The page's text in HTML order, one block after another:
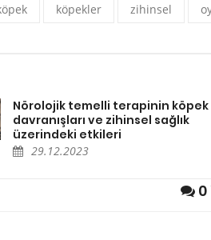
köpekler zihinsel
Nörolojik temelli terapinin köpek
davranışları ve zihinsel sağlık
üzerindeki etkileri
29.12.2023